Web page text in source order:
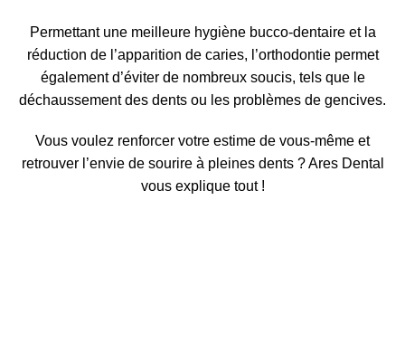
Permettant une meilleure hygiène bucco-dentaire et la
réduction de l’apparition de caries, l’orthodontie permet
également d’éviter de nombreux soucis, tels que le
déchaussement des dents ou les problèmes de gencives.
Vous voulez renforcer votre estime de vous-même et
retrouver l’envie de sourire à pleines dents ? Ares Dental
vous explique tout !